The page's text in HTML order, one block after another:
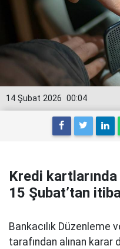
00:04
14 Şubat 2026
Kredi
15 Şubat’tan
Bankacılık Düzenleme
tarafından alınan